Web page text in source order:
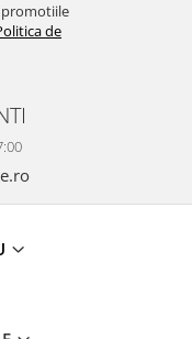
promotiile
de